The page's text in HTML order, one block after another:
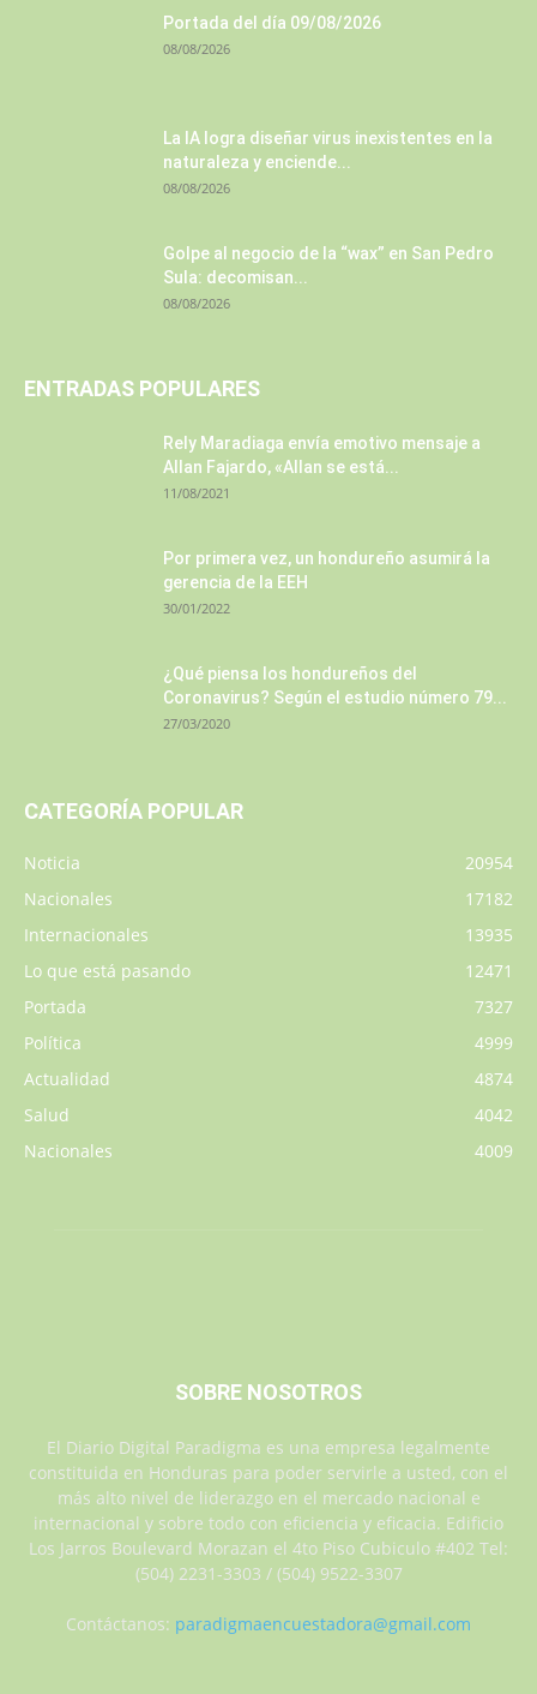
Portada del día 09/08/2026
08/08/2026
La IA logra diseñar virus inexistentes en la
naturaleza y enciende...
08/08/2026
Golpe al negocio de la “wax” en San Pedro
Sula: decomisan...
08/08/2026
ENTRADAS POPULARES
Rely Maradiaga envía emotivo mensaje a
Allan Fajardo, «Allan se está...
11/08/2021
Por primera vez, un hondureño asumirá la
gerencia de la EEH
30/01/2022
¿Qué piensa los hondureños del
Coronavirus? Según el estudio número 79...
27/03/2020
CATEGORÍA POPULAR
Noticia
20954
Nacionales
17182
Internacionales
13935
Lo que está pasando
12471
Portada
7327
Política
4999
Actualidad
4874
Salud
4042
Nacionales
4009
SOBRE NOSOTROS
El Diario Digital Paradigma es una empresa legalmente
constituida en Honduras para poder servirle a usted, con el
más alto nivel de liderazgo en el mercado nacional e
internacional y sobre todo con eficiencia y eficacia. Edificio
Los Jarros Boulevard Morazan el 4to Piso Cubiculo #402 Tel:
(504) 2231-3303 / (504) 9522-3307
Contáctanos: paradigmaencuestadora@gmail.com